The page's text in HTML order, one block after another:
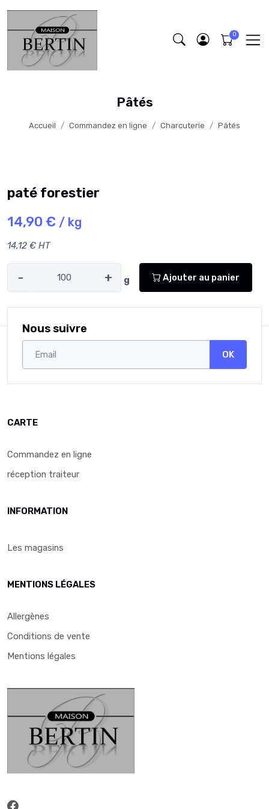
Pâtés
Accueil Commandez en ligne Charcuterie Pâtés
paté forestier
14,90 € / kg
14,12 € HT
- + g Ajouter au panier
Nous suivre
OK
CARTE
Commandez en ligne
réception traiteur
INFORMATION
Les magasins
MENTIONS LÉGALES
Allergènes
Conditions de vente
Mentions légales